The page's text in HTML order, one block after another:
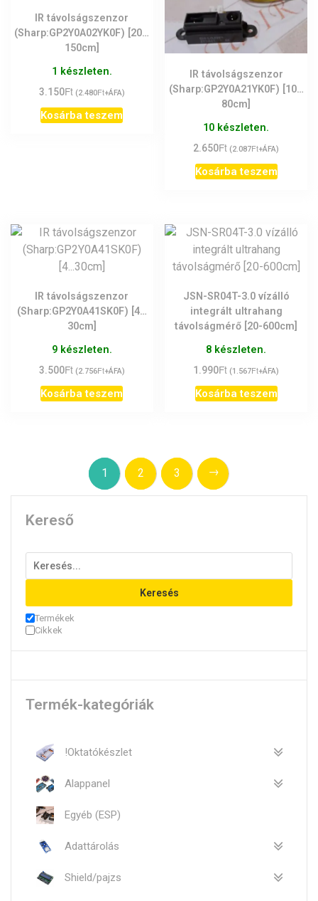
IR távolságszenzor
(Sharp:GP2Y0A02YK0F) [20…
150cm]
1 készleten.
3.150Ft (2.480Ft+ÁFA)
Kosárba teszem
IR távolságszenzor
(Sharp:GP2Y0A21YK0F) [10…
80cm]
10 készleten.
2.650Ft (2.087Ft+ÁFA)
Kosárba teszem
IR távolságszenzor
(Sharp:GP2Y0A41SK0F) [4…
30cm]
9 készleten.
3.500Ft (2.756Ft+ÁFA)
Kosárba teszem
JSN-SR04T-3.0 vízálló
integrált ultrahang
távolságmérő [20-600cm]
8 készleten.
1.990Ft (1.567Ft+ÁFA)
Kosárba teszem
1 2 3 →
Kereső
Keresés
Termékek
Cikkek
Termék-kategóriák
!Oktatókészlet
Alappanel
Egyéb (ESP)
Adattárolás
Shield/pajzs